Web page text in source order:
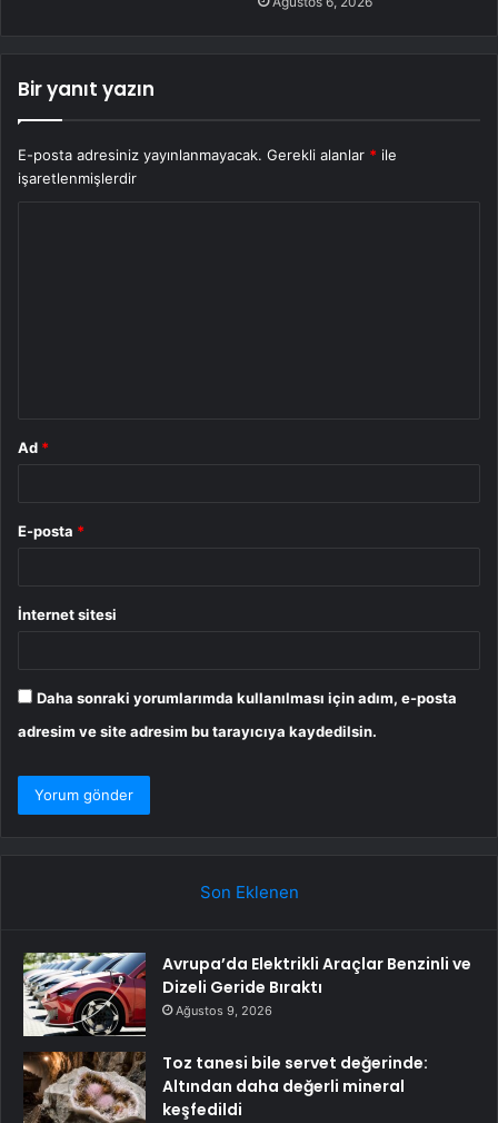
Bir yanıt yazın
E-posta adresiniz yayınlanmayacak. Gerekli alanlar * ile
işaretlenmişlerdir
Ad *
E-posta *
İnternet sitesi
Daha sonraki yorumlarımda kullanılması için adım, e-posta
adresim ve site adresim bu tarayıcıya kaydedilsin.
Son Eklenen
Avrupa’da Elektrikli Araçlar Benzinli ve
Dizeli Geride Bıraktı
Ağustos 9, 2026
Toz tanesi bile servet değerinde:
Altından daha değerli mineral
keşfedildi